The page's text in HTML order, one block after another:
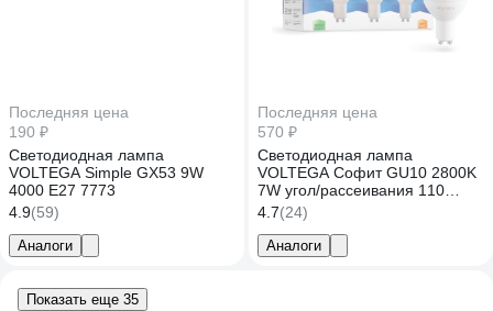
Последняя цена
190 ₽
Светодиодная лампа
VOLTEGA Simple GX53 9W
4000 E27 7773
4.9(59)
Аналоги
Последняя цена
570 ₽
Светодиодная лампа
VOLTEGA Софит GU10 2800K
7W угол/рассеивания 110
Комплект 3шт 7172
4.7(24)
Аналоги
Показать еще 35